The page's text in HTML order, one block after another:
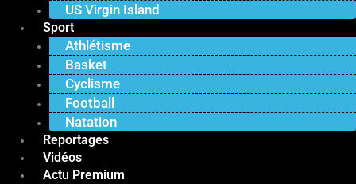
US Virgin Island
Sport
Athlétisme
Basket
Cyclisme
Football
Natation
Reportages
Vidéos
Actu Premium